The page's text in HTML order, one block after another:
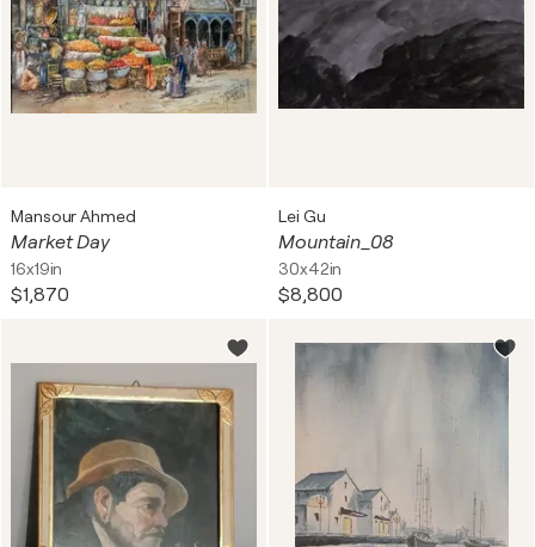
Mansour Ahmed
Market Day
16x19in
$1,870
Lei Gu
Mountain_08
30x42in
$8,800